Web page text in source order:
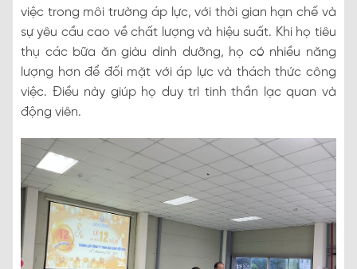
việc trong môi trường áp lực, với thời gian hạn chế và
sự yêu cầu cao về chất lượng và hiệu suất. Khi họ tiêu
thụ các bữa ăn giàu dinh dưỡng, họ có nhiều năng
lượng hơn để đối mặt với áp lực và thách thức công
việc. Điều này giúp họ duy trì tinh thần lạc quan và
động viên.